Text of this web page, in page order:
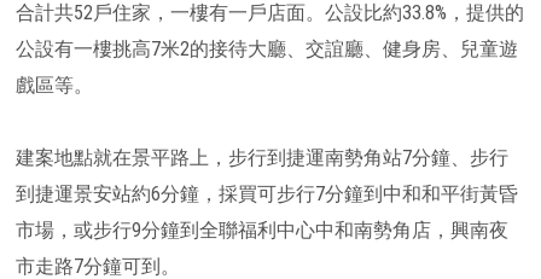
合計共52戶住家，一樓有一戶店面。公設比約33.8%，提供的
公設有一樓挑高7米2的接待大廳、交誼廳、健身房、兒童遊
戲區等。
建案地點就在景平路上，步行到捷運南勢角站7分鐘、步行
到捷運景安站約6分鐘，採買可步行7分鐘到中和和平街黃昏
市場，或步行9分鐘到全聯福利中心中和南勢角店，興南夜
市走路7分鐘可到。